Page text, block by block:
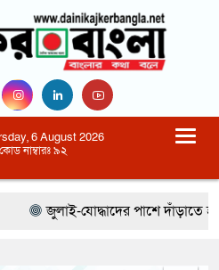
6 August 2026
নাম্বারঃ ৯২
জুলাই-যোদ্ধাদের পাশে দাঁড়াতে হবে